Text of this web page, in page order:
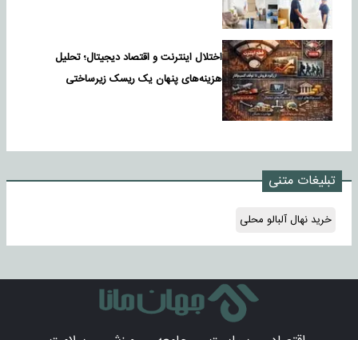
اختلال اینترنت و اقتصاد دیجیتال؛ تحلیل
هزینه‌های پنهان یک ریسک زیرساختی
تبلیغات متنی
خرید نهال آلبالو محلی